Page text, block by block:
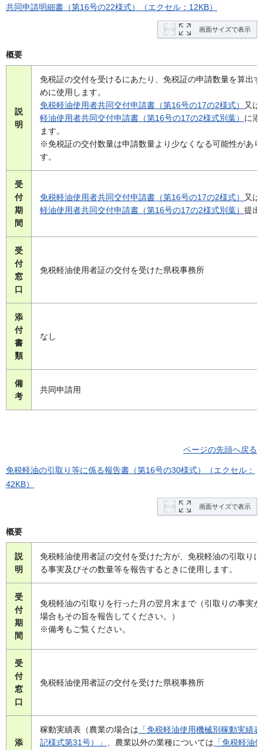
共同申請明細書（第16号の22様式）（エクセル：12KB）
画面サイズで表示
概要
説
明
免税証の交付を受けるにあたり、免税証の申請数量を算出
めに使用します。
免税軽油使用者共同交付申請書（第16号の17の2様式）
又は
軽油使用者共同交付申請書（第16号の17の2様式別葉） に添
ます。
※免税証の交付数量は申請数量より少なくなる可能性があ
す。
受
付
期
間
免税軽油使用者共同交付申請書（第16号の17の2様式） 又は
軽油使用者共同交付申請書（第16号の17の2様式別葉） 提出
受
付
窓
口
免税軽油使用者証の交付を受けた県税事務所
添
付
書
類
なし
備
考
共同申請用
ページの先頭へ戻る
免税軽油の引取り等に係る報告書（第16号の30様式）（エクセル：
42KB）
画面サイズで表示
概要
説
明
免税軽油使用者証の交付を受けた方が、免税軽油の引取り
る事実及びその数量等を報告するときに使用します。
受
付
期
間
免税軽油の引取りを行った月の翌月末まで（引取りの事実
場合もその旨を報告してください。）
※備考もご覧ください。
受
付
窓
口
免税軽油使用者証の交付を受けた県税事務所
添
稼動実績表（農業の場合は 「免税軽油使用機械別稼動実績
記様式第31号）」 、農業以外の業種については 「免税軽油